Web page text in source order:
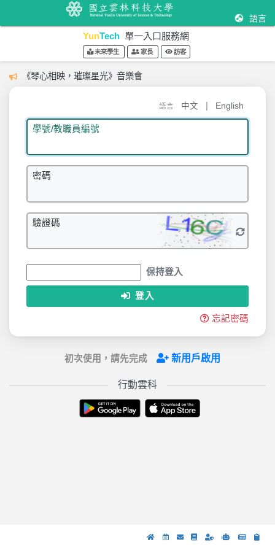
語言
YunTech 單一入口服務網
未來學生 家長 訪客
《琴心相映，璀璨星光》音樂會
語言 中文 English
學號/教職員編號
密碼
驗證碼
保持登入
登入
忘記密碼
初次使用，請先完成 新用戶啟用
行動雲科